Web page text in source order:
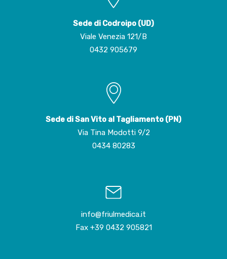
Sede di Codroipo (UD)
Viale Venezia 121/B
0432 905679
Sede di San Vito al Tagliamento (PN)
Via Tina Modotti 9/2
0434 80283
info@friulmedica.it
Fax +39 0432 905821